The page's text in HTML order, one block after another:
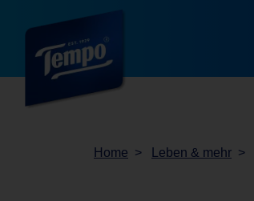
Home Leben & mehr